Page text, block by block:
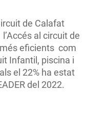
de Calafat
al circuit de
eficients com
Infantil, piscina i
el 22% ha estat
del 2022.